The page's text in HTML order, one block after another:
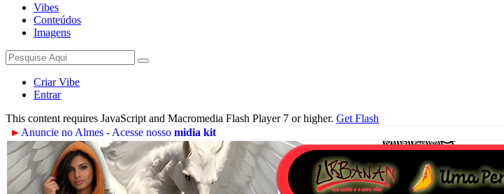
Vibes
Conteúdos
Imagens
Criar Vibe
Entrar
This content requires JavaScript and Macromedia Flash Player 7 or higher. Get Flash
► Anuncie no Almes - Acesse nosso midia kit